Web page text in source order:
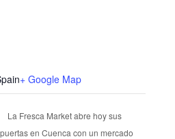
+ Google Map
La Fresca Market abre hoy sus
puertas en Cuenca con un mercado